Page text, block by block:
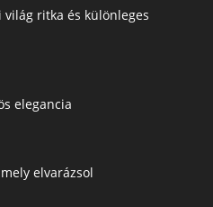
világ ritka és különleges
elegancia
elvarázsol